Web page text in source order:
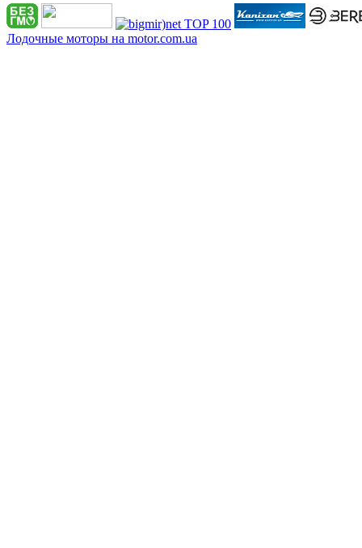
Лодочные моторы на motor.com.ua